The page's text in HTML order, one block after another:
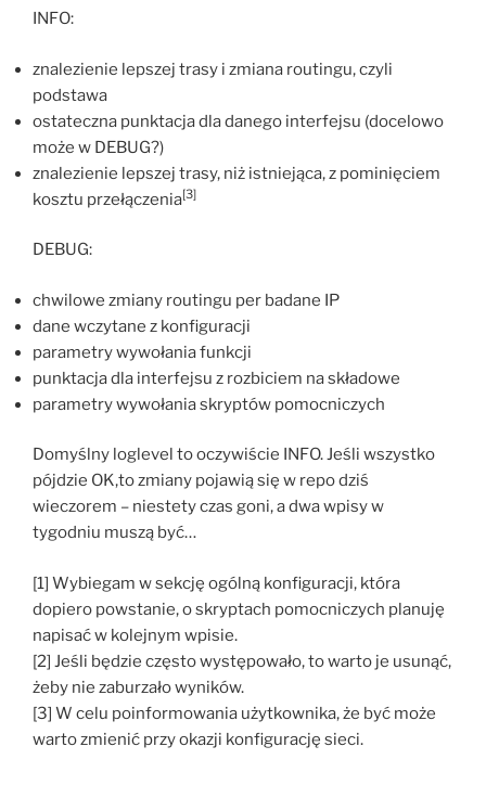
INFO:
znalezienie lepszej trasy i zmiana routingu, czyli
podstawa
ostateczna punktacja dla danego interfejsu (docelowo
może w DEBUG?)
znalezienie lepszej trasy, niż istniejąca, z pominięciem
kosztu przełączenia[3]
DEBUG:
chwilowe zmiany routingu per badane IP
dane wczytane z konfiguracji
parametry wywołania funkcji
punktacja dla interfejsu z rozbiciem na składowe
parametry wywołania skryptów pomocniczych
Domyślny loglevel to oczywiście INFO. Jeśli wszystko
pójdzie OK,to zmiany pojawią się w repo dziś
wieczorem – niestety czas goni, a dwa wpisy w
tygodniu muszą być…
[1] Wybiegam w sekcję ogólną konfiguracji, która
dopiero powstanie, o skryptach pomocniczych planuję
napisać w kolejnym wpisie.
[2] Jeśli będzie często występowało, to warto je usunąć,
żeby nie zaburzało wyników.
[3] W celu poinformowania użytkownika, że być może
warto zmienić przy okazji konfigurację sieci.